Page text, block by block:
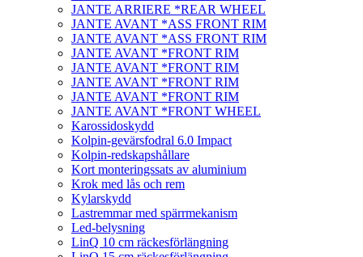
JANTE ARRIERE *REAR WHEEL
JANTE AVANT *ASS FRONT RIM
JANTE AVANT *ASS FRONT RIM
JANTE AVANT *FRONT RIM
JANTE AVANT *FRONT RIM
JANTE AVANT *FRONT RIM
JANTE AVANT *FRONT RIM
JANTE AVANT *FRONT WHEEL
Karossidoskydd
Kolpin-gevärsfodral 6.0 Impact
Kolpin-redskapshållare
Kort monteringssats av aluminium
Krok med lås och rem
Kylarskydd
Lastremmar med spärrmekanism
Led-belysning
LinQ 10 cm räckesförlängning